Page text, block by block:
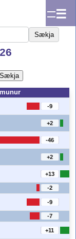
☰
Sækja
Sækja
-9
+2
-46
+2
+13
-2
-9
-7
+11